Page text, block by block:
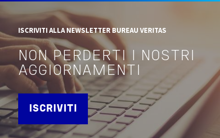
ISCRIVITI ALLA NEWSLETTER BUREAU VERITAS
NON PERDERTI I NOSTRI
AGGIORNAMENTI
ISCRIVITI